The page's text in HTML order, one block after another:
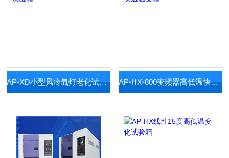
AP-XD小型风冷氙灯老化试验箱 AP-HX-800变频器高低温快速温变箱